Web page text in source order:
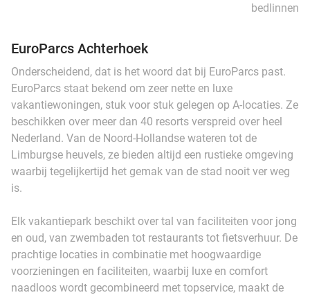
bedlinnen
EuroParcs Achterhoek
Onderscheidend, dat is het woord dat bij EuroParcs past.
EuroParcs staat bekend om zeer nette en luxe
vakantiewoningen, stuk voor stuk gelegen op A-locaties. Ze
beschikken over meer dan 40 resorts verspreid over heel
Nederland. Van de Noord-Hollandse wateren tot de
Limburgse heuvels, ze bieden altijd een rustieke omgeving
waarbij tegelijkertijd het gemak van de stad nooit ver weg
is.
Elk vakantiepark beschikt over tal van faciliteiten voor jong
en oud, van zwembaden tot restaurants tot fietsverhuur. De
prachtige locaties in combinatie met hoogwaardige
voorzieningen en faciliteiten, waarbij luxe en comfort
naadloos wordt gecombineerd met topservice, maakt de